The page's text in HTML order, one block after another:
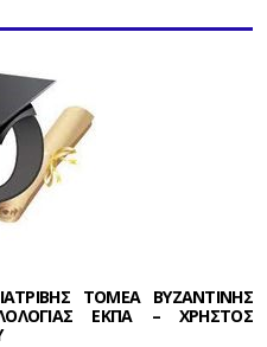
ΤΟΜΕΑ ΒΥΖΑΝΤΙΝΗΣ
ΕΚΠΑ – ΧΡΗΣΤΟΣ